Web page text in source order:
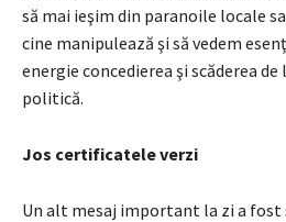
să mai ieşim din paranoile locale
cine manipulează şi să vedem
energie concedierea şi scăderea
politică.
Jos certificatele verzi
Un alt mesaj important la zi a